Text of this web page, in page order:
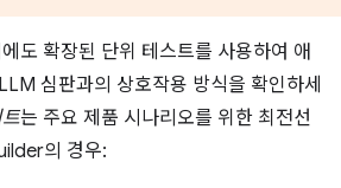
도 확장된 단위 테스트를 사용하여 애
심판과의 상호작용 방식을 확인하세
는 주요 제품 시나리오를 위한 최전선
의 경우: